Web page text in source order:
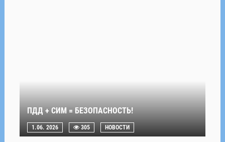
ПДД + СИМ = БЕЗОПАСНОСТЬ!
1.06. 2026 305 НОВОСТИ